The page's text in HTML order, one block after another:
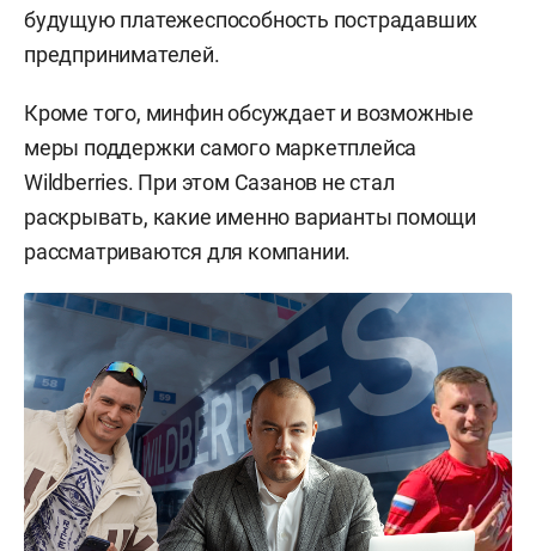
будущую платежеспособность пострадавших
предпринимателей.
Кроме того, минфин обсуждает и возможные
меры поддержки самого маркетплейса
Wildberries. При этом Сазанов не стал
раскрывать, какие именно варианты помощи
рассматриваются для компании.